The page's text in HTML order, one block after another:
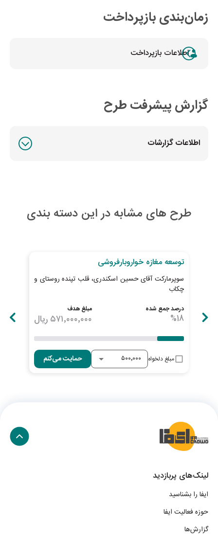
زمان‌بندی بازپرداخت
اطلاعات بازپرداخت
گزارش پیشرفت طرح
اطلاعات گزارشات
طرح های مشابه در این دسته بندی
توسعه مغازه خواروبارفروشی
سوپرمارکت آقای حسین اسکندری، قلب تپنده روستای و
چکاب
درصد جمع شده
%18
مبلغ هدف
۵۷۱٬۰۰۰٬۰۰۰ ریال
مبلغ دلخواه حمایت می‌کنم
لینک‌های پربازدید
ایفا را بشناسید
حوزه فعالیت ایفا
گزارش‌ها